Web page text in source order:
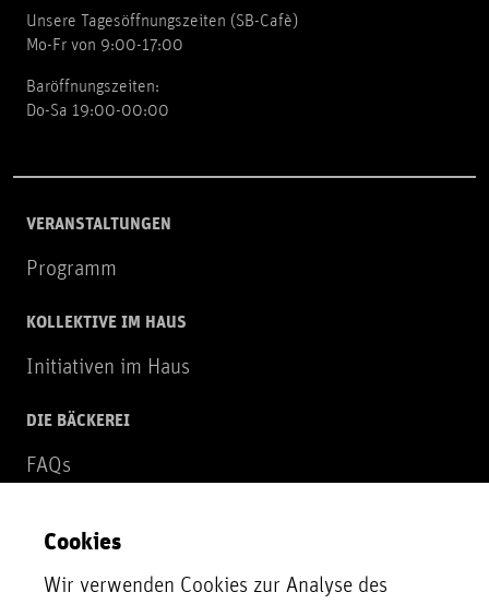
Unsere Tagesöffnungszeiten (SB-Cafè)
Mo-Fr von 9:00-17:00
Baröffnungszeiten:
Do-Sa 19:00-00:00
VERANSTALTUNGEN
Programm
KOLLEKTIVE IM HAUS
Initiativen im Haus
DIE BÄCKEREI
FAQs
NEWSLETTER
Zur Newsletter Anmeldung
Cookies
Wir verwenden Cookies zur Analyse des